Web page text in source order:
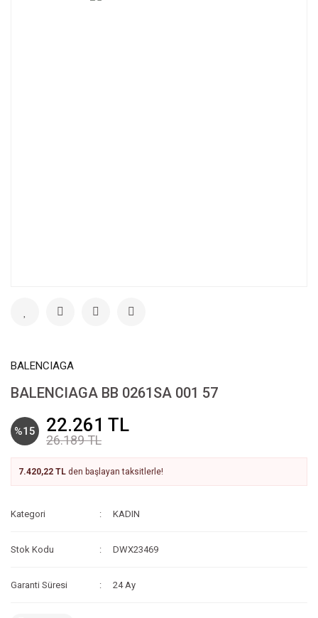
BALENCIAGA
BALENCIAGA BB 0261SA 001 57
%15 22.261 TL
26.189 TL
7.420,22 TL den başlayan taksitlerle!
Kategori KADIN
Stok Kodu DWX23469
Garanti Süresi 24 Ay